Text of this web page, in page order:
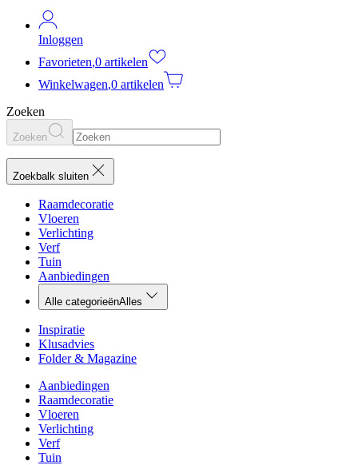
Inloggen
Favorieten,0 artikelen
Winkelwagen,0 artikelen
Zoeken
Zoeken
Zoekbalk sluiten
Raamdecoratie
Vloeren
Verlichting
Verf
Tuin
Aanbiedingen
Alle categorieënAlles
Inspiratie
Klusadvies
Folder & Magazine
Aanbiedingen
Raamdecoratie
Vloeren
Verlichting
Verf
Tuin